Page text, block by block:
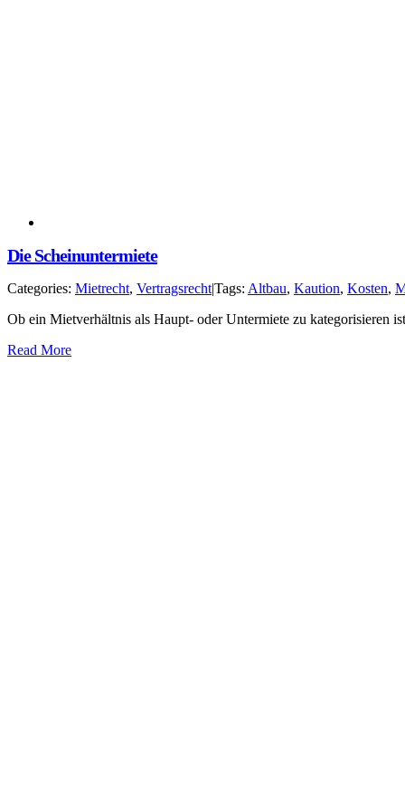
Die Scheinuntermiete
Categories: Mietrecht, Vertragsrecht|Tags: Altbau, Kaution, Kosten,
Ob ein Mietverhältnis als Haupt- oder Untermiete zu kategorisieren
Read More